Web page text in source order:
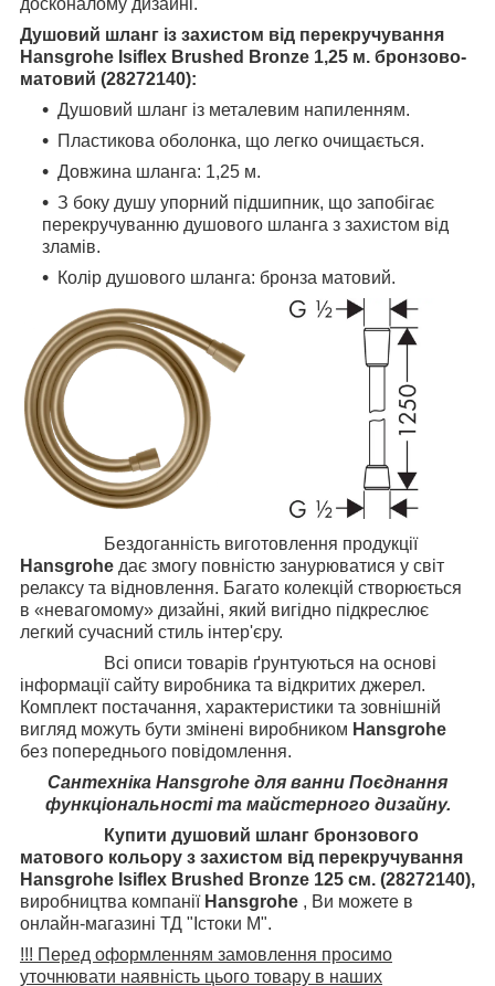
Душовий шланг із захистом від перекручування
Hansgrohe Isiflex Brushed Bronze 1,25 м. бронзово-
матовий (28272140):
Душовий шланг із металевим напиленням.
Пластикова оболонка, що легко очищається.
Довжина шланга: 1,25 м.
З боку душу упорний підшипник, що запобігає
перекручуванню душового шланга з захистом від
зламів.
Колір душового шланга: бронза матовий.
Бездоганність виготовлення продукції
Hansgrohe дає змогу повністю занурюватися у світ
релаксу та відновлення. Багато колекцій створюється
в «невагомому» дизайні, який вигідно підкреслює
легкий сучасний стиль інтер'єру.
Всі описи товарів ґрунтуються на основі
інформації сайту виробника та відкритих джерел.
Комплект постачання, характеристики та зовнішній
вигляд можуть бути змінені виробником Hansgrohe
без попереднього повідомлення.
Сантехніка Hansgrohe для ванни Поєднання
функціональності та майстерного дизайну.
Купити душовий шланг бронзового
матового кольору з захистом від перекручування
Hansgrohe Isiflex Brushed Bronze 125 см. (28272140),
виробництва компанії Hansgrohe , Ви можете в
онлайн-магазині ТД "Істоки М".
!!! Перед оформленням замовлення просимо
уточнювати наявність цього товару в наших